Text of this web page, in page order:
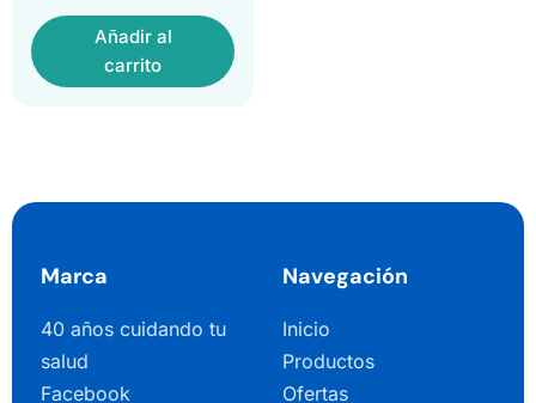
Añadir al
carrito
Marca
40 años cuidando tu
salud
Facebook
Navegación
Inicio
Productos
Ofertas